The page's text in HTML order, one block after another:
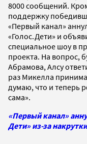
8000 сообщений.
поддержку
«Первый канал»
«Голос.Дети» и
специальное шоу в
проекта. На вопрос,
Абрамова, Алсу
раз Микелла
думаю, что и теперь
сама».
«Первый канал»
Дети» из-за